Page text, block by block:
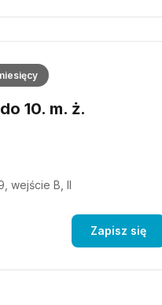
10. m. ż.
wejście B, II
Zapisz się